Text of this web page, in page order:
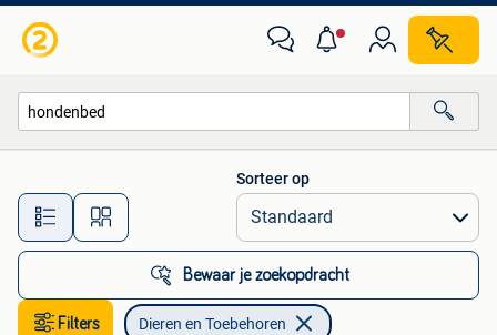
Alle afstanden…
Sorteer op
Bewaar je zoekopdracht
Filters Dieren en Toebehoren